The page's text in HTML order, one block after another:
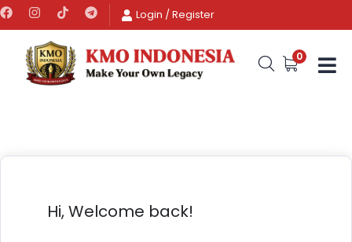
Login /Register
0
Hi, Welcome back!